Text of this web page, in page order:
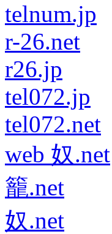
telnum.jp
r-26.net
r26.jp
tel072.jp
tel072.net
web 奴.net
籠.net
奴.net